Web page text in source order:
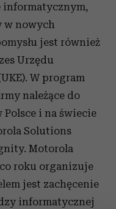
informatycznym,
w nowych
jest również
Urzędu
W program
należące do
Polsce i na świecie
Solutions
Motorola
roku organizuje
jest zachęcenie
informatycznej